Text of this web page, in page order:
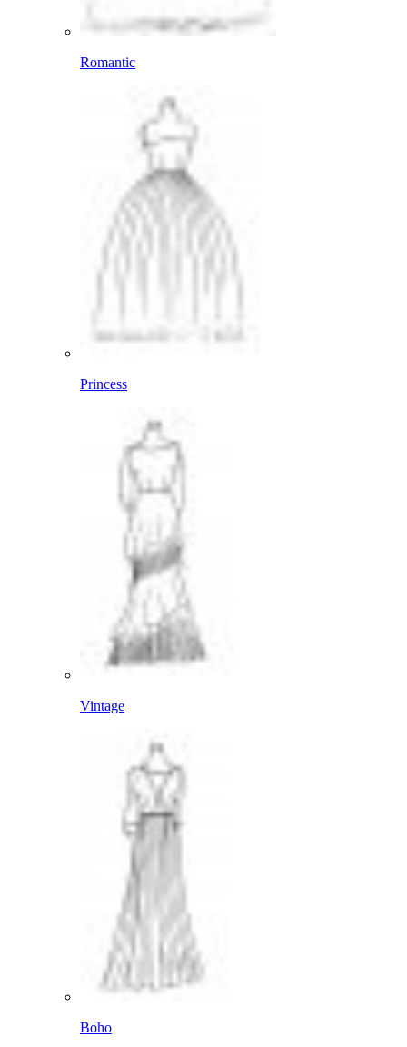
Romantic
Princess
Vintage
Boho